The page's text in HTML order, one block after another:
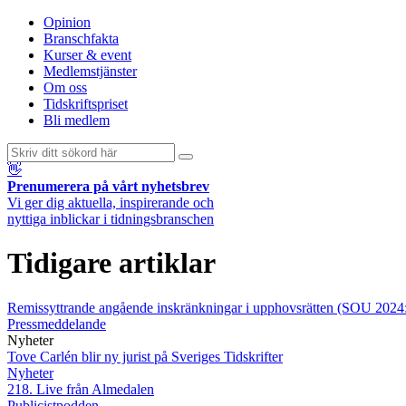
Opinion
Branschfakta
Kurser & event
Medlemstjänster
Om oss
Tidskriftspriset
Bli medlem
👋
Prenumerera på vårt nyhetsbrev
Vi ger dig aktuella, inspirerande och
nyttiga inblickar i tidningsbranschen
Tidigare artiklar
Remissyttrande angående inskränkningar i upphovsrätten (SOU
Pressmeddelande
Nyheter
Tove Carlén blir ny jurist på Sveriges Tidskrifter
Nyheter
218. Live från Almedalen